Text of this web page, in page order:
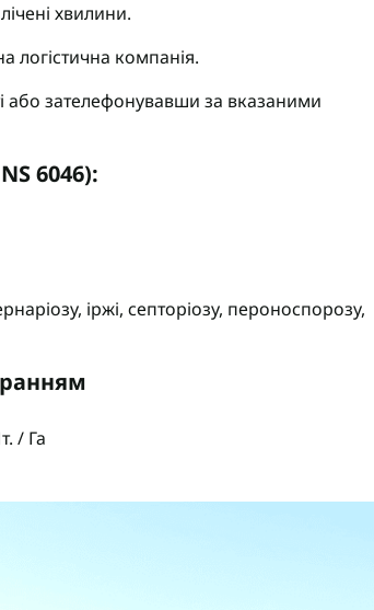
хвилини.
логістична компанія.
зателефонувавши за вказаними
6046):
іржі, септоріозу, пероноспорозу,
/ Га